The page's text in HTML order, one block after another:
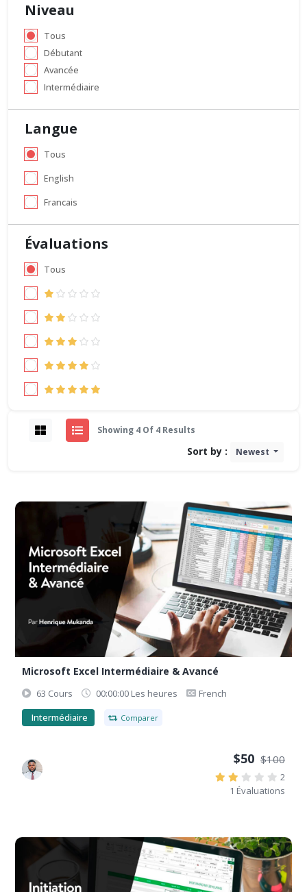
Niveau
Tous
Débutant
Avancée
Intermédiaire
Langue
Tous
English
Francais
Évaluations
Tous
Showing 4 Of 4 Results
Sort by : Newest
Microsoft Excel Intermédiaire & Avancé
63 Cours 00:00:00 Les heures
French
Intermédiaire
Comparer
$50 $100
2
1 Évaluations